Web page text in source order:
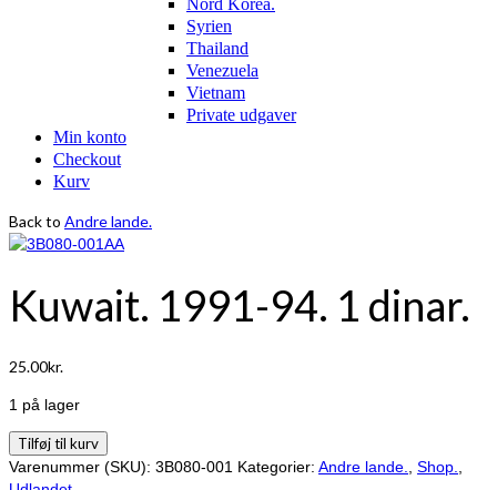
Nord Korea.
Syrien
Thailand
Venezuela
Vietnam
Private udgaver
Min konto
Checkout
Kurv
Back to Andre lande.
Kuwait. 1991-94. 1 dinar.
25.00kr.
1 på lager
Kuwait.
1991-
94.
Tilføj til kurv
Varenummer (SKU): 3B080-001 Kategorier: Andre lande. Shop.